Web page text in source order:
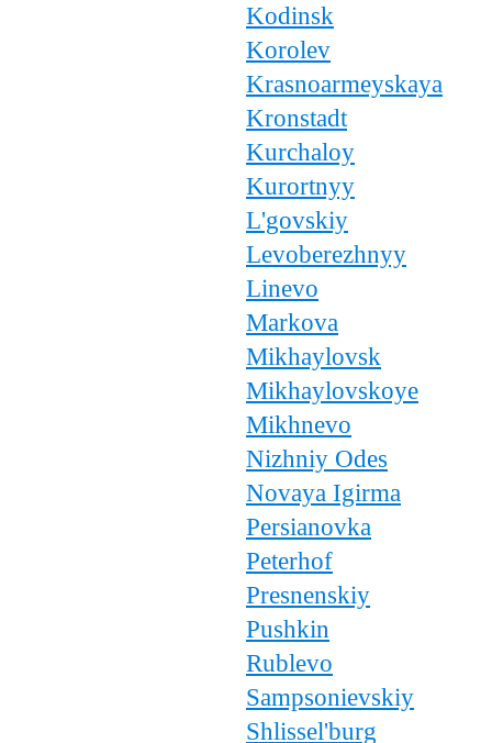
Kodinsk
Korolev
Krasnoarmeyskaya
Kronstadt
Kurchaloy
Kurortnyy
L'govskiy
Levoberezhnyy
Linevo
Markova
Mikhaylovsk
Mikhaylovskoye
Mikhnevo
Nizhniy Odes
Novaya Igirma
Persianovka
Peterhof
Presnenskiy
Pushkin
Rublevo
Sampsonievskiy
Shlissel'burg